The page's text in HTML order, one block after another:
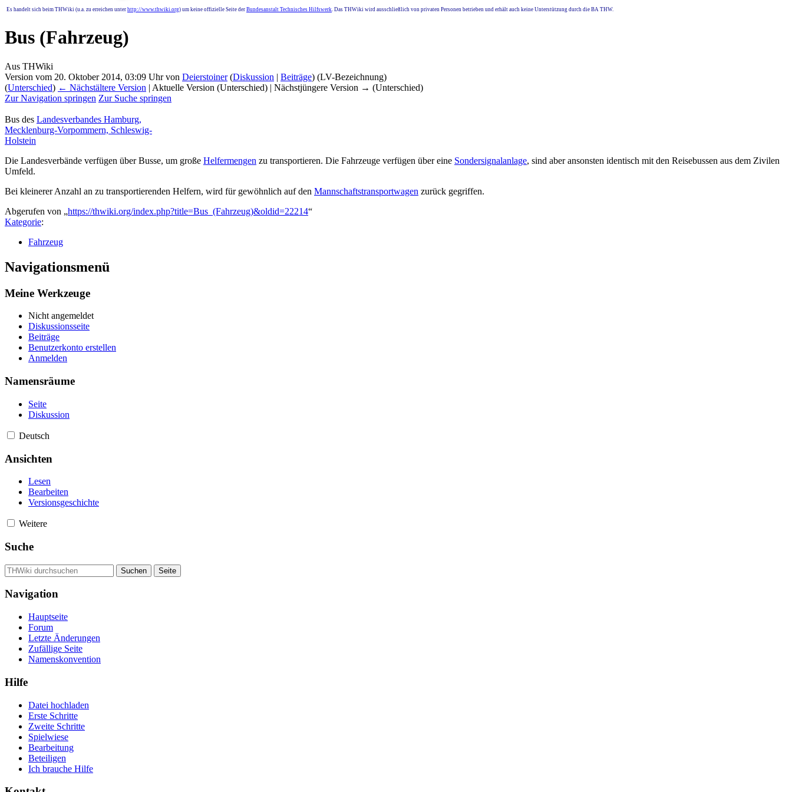
Es handelt sich beim THWiki (u.a. zu erreichen unter http://www.thwiki.org) um keine offizielle Seite der Bundesanstalt Technisches Hilfswerk. Das THWiki wird ausschließlich von privaten Personen betrieben und erhält auch keine Unterstützung durch die BA THW.
Bus (Fahrzeug)
Aus THWiki
Version vom 20. Oktober 2014, 03:09 Uhr von Deierstoiner (Diskussion | Beiträge) (LV-Bezeichnung)
(Unterschied) ← Nächstältere Version | Aktuelle Version (Unterschied) | Nächstjüngere Version → (Unterschied)
Zur Navigation springen Zur Suche springen
Bus des Landesverbandes Hamburg,
Mecklenburg-Vorpommern, Schleswig-
Holstein
Die Landesverbände verfügen über Busse, um große Helfermengen zu transportieren. Die Fahrzeuge verfügen über eine Sondersignalanlage, sind aber ansonsten identisch mit den Reisebussen aus dem Zivilen
Umfeld.
Bei kleinerer Anzahl an zu transportierenden Helfern, wird für gewöhnlich auf den Mannschaftstransportwagen zurück gegriffen.
Abgerufen von „https://thwiki.org/index.php?title=Bus_(Fahrzeug)&oldid=22214“
Kategorie:
Fahrzeug
Navigationsmenü
Meine Werkzeuge
Nicht angemeldet
Diskussionsseite
Beiträge
Benutzerkonto erstellen
Anmelden
Namensräume
Seite
Diskussion
Deutsch
Ansichten
Lesen
Bearbeiten
Versionsgeschichte
Weitere
Suche
Navigation
Hauptseite
Forum
Letzte Änderungen
Zufällige Seite
Namenskonvention
Hilfe
Datei hochladen
Erste Schritte
Zweite Schritte
Spielwiese
Bearbeitung
Beteiligen
Ich brauche Hilfe